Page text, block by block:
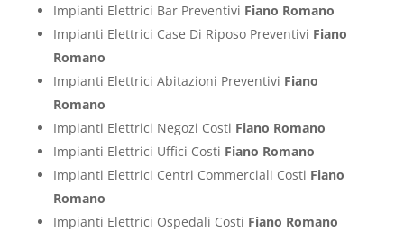
Impianti Elettrici Bar Preventivi Fiano Romano
Impianti Elettrici Case Di Riposo Preventivi Fiano
Romano
Impianti Elettrici Abitazioni Preventivi Fiano
Romano
Impianti Elettrici Negozi Costi Fiano Romano
Impianti Elettrici Uffici Costi Fiano Romano
Impianti Elettrici Centri Commerciali Costi Fiano
Romano
Impianti Elettrici Ospedali Costi Fiano Romano